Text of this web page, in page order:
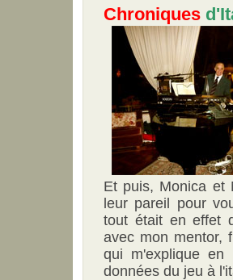
Chroniques
Et puis, Monica et
leur pareil pour
tout était en effet
avec mon mentor,
qui m'explique
données du jeu à